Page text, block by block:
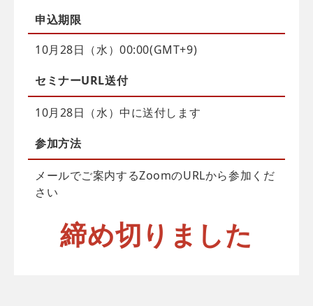
申込期限
10月28日（水）00:00(GMT+9)
セミナーURL送付
10月28日（水）中に送付します
参加方法
メールでご案内するZoomのURLから参加くだ
さい
締め切りました